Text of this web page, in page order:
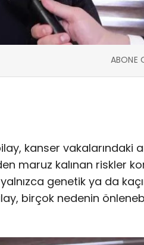
ABONE
kanser vakalarındaki
maruz kalınan riskler
genetik ya da
birçok nedenin